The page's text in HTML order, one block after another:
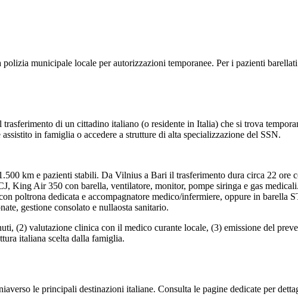
municipale locale per autorizzazioni temporanee. Per i pazienti
trasferimento di un cittadino italiano (o residente in Italia) che si trova
in famiglia o accedere a strutture di alta specializzazione del SSN.
km e pazienti stabili. Da Vilnius a Bari il trasferimento dura circa 22 ore
King Air 350 con barella, ventilatore, monitor, pompe siringa e gas
poltrona dedicata e accompagnatore medico/infermiere, oppure in barella
gestione consolato e nullaosta sanitario.
(2) valutazione clinica con il medico curante locale, (3) emissione del
italiana scelta dalla famiglia.
verso le principali destinazioni italiane. Consulta le pagine dedicate per